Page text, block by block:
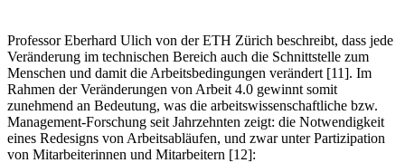
Professor Eberhard Ulich von der ETH Zürich beschreibt, dass jede
Veränderung im technischen Bereich auch die Schnittstelle zum
Menschen und damit die Arbeitsbedingungen verändert [11]. Im
Rahmen der Veränderungen von Arbeit 4.0 gewinnt somit
zunehmend an Bedeutung, was die arbeitswissenschaftliche bzw.
Management-Forschung seit Jahrzehnten zeigt: die Notwendigkeit
eines Redesigns von Arbeitsabläufen, und zwar unter Partizipation
von Mitarbeiterinnen und Mitarbeitern [12]: